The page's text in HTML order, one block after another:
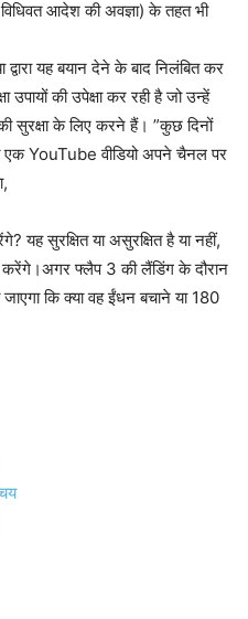
आदेश की अवज्ञा) के तहत भी
यह बयान देने के बाद निलंबित कर
उपायों की उपेक्षा कर रही है जो उन्हें
सुरक्षा के लिए करने हैं। ”कुछ दिनों
एक YouTube वीडियो अपने चैनल पर
यह सुरक्षित या असुरक्षित है या नहीं,
करेंगे।अगर फ्लैप 3 की लैंडिंग के दौरान
कि क्या वह ईंधन बचाने या 180